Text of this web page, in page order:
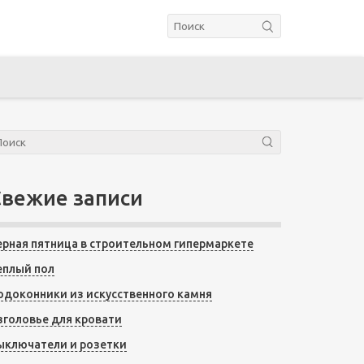
записи
пятница в строительном гипермаркете
пол
из искусственного камня
для кровати
и розетки